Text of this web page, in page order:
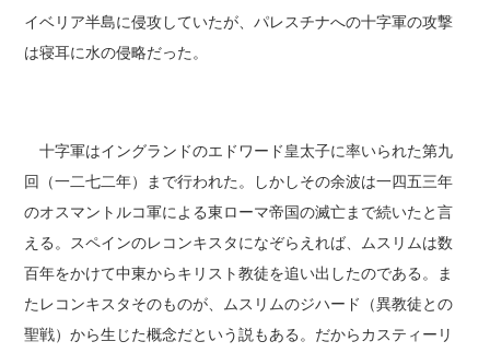
イベリア半島に侵攻していたが、パレスチナへの十字軍の攻撃
は寝耳に水の侵略だった。
十字軍はイングランドのエドワード皇太子に率いられた第九
回（一二七二年）まで行われた。しかしその余波は一四五三年
のオスマントルコ軍による東ローマ帝国の滅亡まで続いたと言
える。スペインのレコンキスタになぞらえれば、ムスリムは数
百年をかけて中東からキリスト教徒を追い出したのである。ま
たレコンキスタそのものが、ムスリムのジハード（異教徒との
聖戦）から生じた概念だという説もある。だからカスティーリ